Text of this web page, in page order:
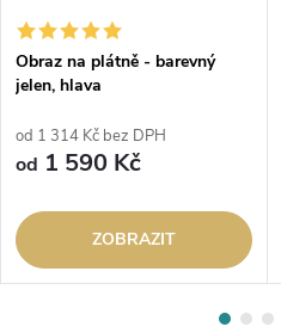
Obraz na plátně - barevný
jelen, hlava
od 1 314 Kč bez DPH
od 1 590 Kč
ZOBRAZIT